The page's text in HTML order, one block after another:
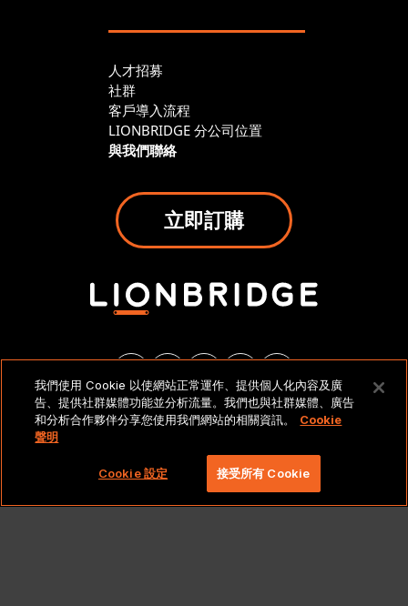
人才招募
社群
客戶導入流程
LIONBRIDGE 分公司位置
與我們聯絡
立即訂購
法律聲明與政策
Copyright 2026 Lionbridge Technologies, LLC. 著作
權所有，並保留一切權利。
我們使用 Cookie 以使網站正常運作、提供個人化內容及廣
告、提供社群媒體功能並分析流量。我們也與社群媒體、廣告
和分析合作夥伴分享您使用我們網站的相關資訊。
Cookie
聲明
Cookie 設定 接受所有 Cookie